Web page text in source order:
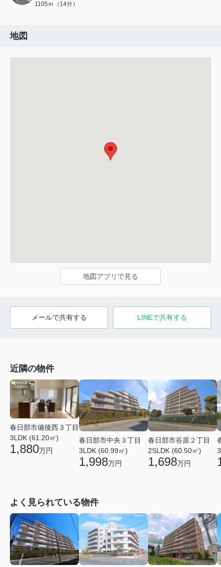
1105ｍ（14分）
地図
地図アプリで見る
メールで共有する LINEで共有する
近隣の物件
春日部市備後西３丁目
3LDK (61.20㎡)
1,880万円
春日部市中央３丁目
3LDK (60.99㎡)
1,998万円
春日部市谷原２丁目
2SLDK (60.50㎡)
1,698万円
よく見られている物件